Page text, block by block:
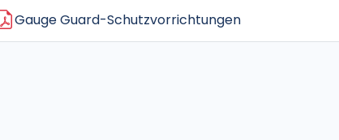
Gauge Guard-Schutzvorrichtungen